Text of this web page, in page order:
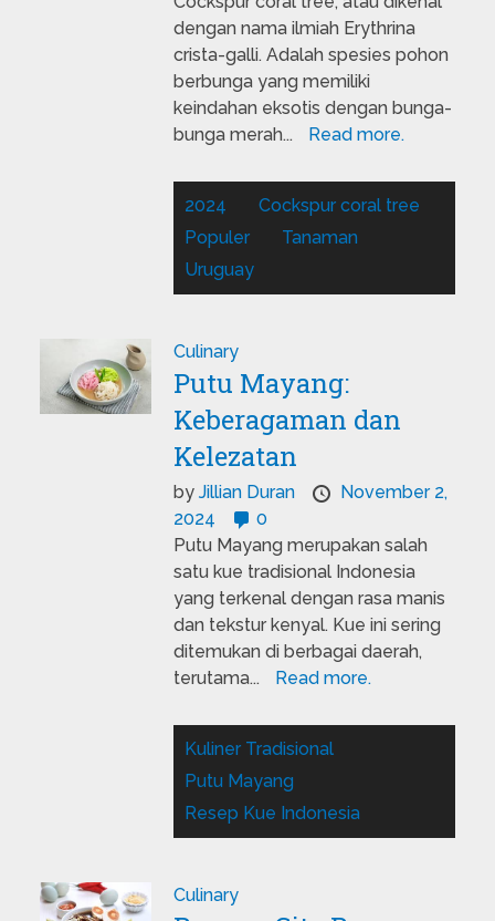
dengan nama ilmiah Erythrina
crista-galli. Adalah spesies pohon
berbunga yang memiliki
keindahan eksotis dengan bunga-
bunga merah...
Read more.
2024
Cockspur coral tree
Populer
Tanaman
Uruguay
Culinary
Putu Mayang:
Keberagaman dan
Kelezatan
byJillian Duran
November 2,
2024
0
Putu Mayang merupakan salah
satu kue tradisional Indonesia
yang terkenal dengan rasa manis
dan tekstur kenyal. Kue ini sering
ditemukan di berbagai daerah,
terutama...
Read more.
Kuliner Tradisional
Putu Mayang
Resep Kue Indonesia
Culinary